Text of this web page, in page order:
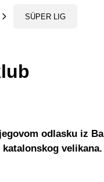
SÜPER LIG
odlasku iz
velikana.